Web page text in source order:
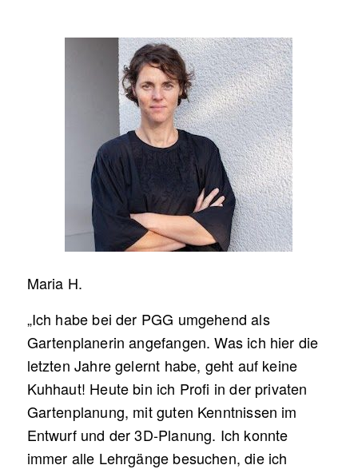
Maria H.
„Ich habe bei der PGG umgehend als
Gartenplanerin angefangen. Was ich hier die
letzten Jahre gelernt habe, geht auf keine
Kuhhaut! Heute bin ich Profi in der privaten
Gartenplanung, mit guten Kenntnissen im
Entwurf und der 3D-Planung. Ich konnte
immer alle Lehrgänge besuchen, die ich